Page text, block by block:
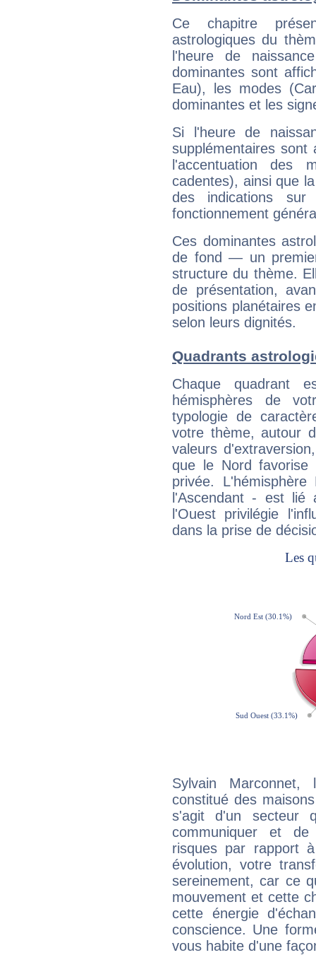
Ce chapitre
astrologiques du
l'heure de
dominantes sont
Eau), les modes
dominantes et les
Si l'heure de
supplémentaires sont
l'accentuation des
cadentes), ainsi que
des indications sur
fonctionnement
Ces dominantes
de fond — un
structure du thème.
de présentation,
positions planétaires
selon leurs dignités.
Quadrants
Chaque quadrant
hémisphères de
typologie de
votre thème, autour
valeurs
que le Nord favorise
privée.
l'Ascendant - est
l'Ouest privilégie
dans la prise de
Sylvain
constitué des
s'agit d'un secteur
communiquer et
risques par rapport
évolution, votre
sereinement, car ce
mouvement et cette
cette énergie
conscience. Une
vous habite d'une